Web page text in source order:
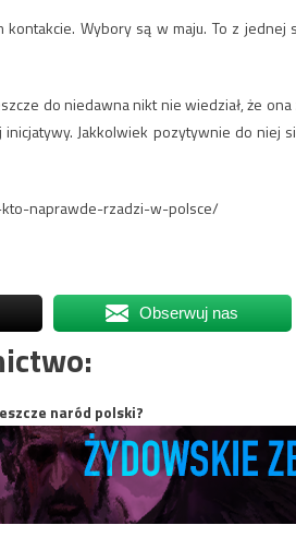
Wybory są w maju. To z jednej
do niedawna nikt nie wiedział, że
Jakkolwiek pozytywnie do niej
naprawde-rzadzi-w-polsce/
Obserwuj nas
naród polski?